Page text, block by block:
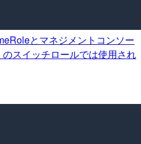
とマネジメントコンソー
スイッチロールでは使用され